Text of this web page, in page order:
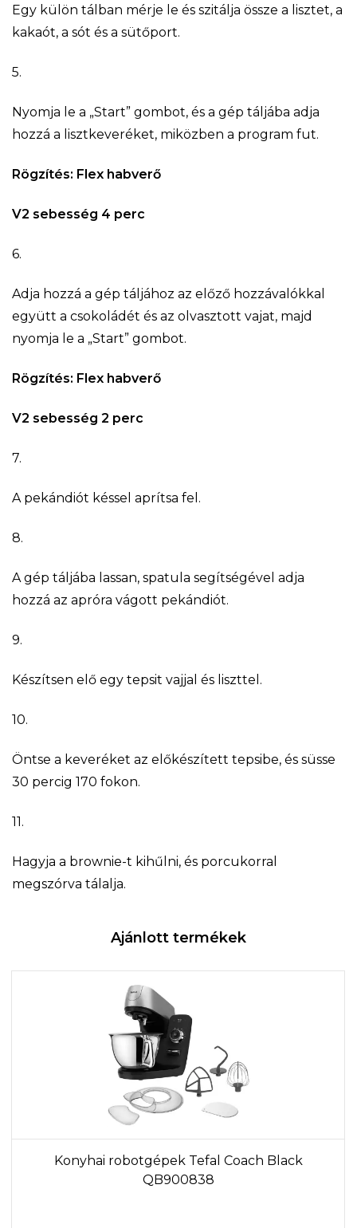
Egy külön tálban mérje le és szitálja össze a lisztet, a
kakaót, a sót és a sütőport.
5.
Nyomja le a „Start” gombot, és a gép táljába adja
hozzá a lisztkeveréket, miközben a program fut.
Rögzítés: Flex habverő
V2 sebesség 4 perc
6.
Adja hozzá a gép táljához az előző hozzávalókkal
együtt a csokoládét és az olvasztott vajat, majd
nyomja le a „Start” gombot.
Rögzítés: Flex habverő
V2 sebesség 2 perc
7.
A pekándiót késsel aprítsa fel.
8.
A gép táljába lassan, spatula segítségével adja
hozzá az apróra vágott pekándiót.
9.
Készítsen elő egy tepsit vajjal és liszttel.
10.
Öntse a keveréket az előkészített tepsibe, és süsse
30 percig 170 fokon.
11.
Hagyja a brownie-t kihűlni, és porcukorral
megszórva tálalja.
Ajánlott termékek
Konyhai robotgépek Tefal Coach Black
QB900838